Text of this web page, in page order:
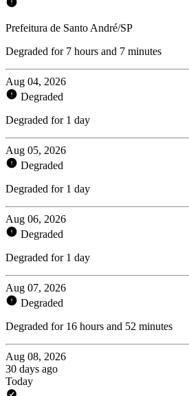
Prefeitura de Santo André/SP
Degraded for 7 hours and 7 minutes
Aug 04, 2026
Degraded
Degraded for 1 day
Aug 05, 2026
Degraded
Degraded for 1 day
Aug 06, 2026
Degraded
Degraded for 1 day
Aug 07, 2026
Degraded
Degraded for 16 hours and 52 minutes
Aug 08, 2026
30 days ago
Today